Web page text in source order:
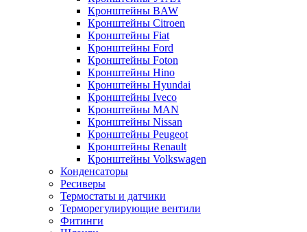
Кронштейны BAW
Кронштейны Citroen
Кронштейны Fiat
Кронштейны Ford
Кронштейны Foton
Кронштейны Hino
Кронштейны Hyundai
Кронштейны Iveco
Кронштейны MAN
Кронштейны Nissan
Кронштейны Peugeot
Кронштейны Renault
Кронштейны Volkswagen
Конденсаторы
Ресиверы
Термостаты и датчики
Терморегулирующие вентили
Фитинги